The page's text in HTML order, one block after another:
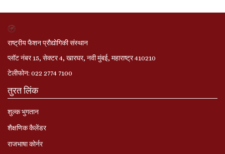
राष्ट्रीय फैशन प्रौद्योगिकी संस्थान
प्लॉट नंबर 15, सेक्टर 4, खारघर, नवी मुंबई, महाराष्ट्र 410210
टेलीफोन: 022 2774 7100
तुरत लिंक
शुल्क भुगतान
शैक्षणिक कैलेंडर
राजभाषा कोर्नर